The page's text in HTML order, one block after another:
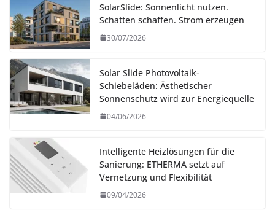
SolarSlide: Sonnenlicht nutzen.
Schatten schaffen. Strom erzeugen
30/07/2026
Solar Slide Photovoltaik-
Schiebeläden: Ästhetischer
Sonnenschutz wird zur Energiequelle
04/06/2026
Intelligente Heizlösungen für die
Sanierung: ETHERMA setzt auf
Vernetzung und Flexibilität
09/04/2026